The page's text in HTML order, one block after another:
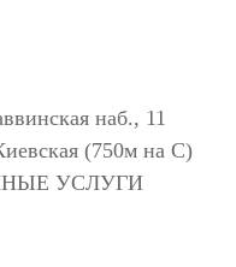
наб., 11
(750м на С)
УСЛУГИ